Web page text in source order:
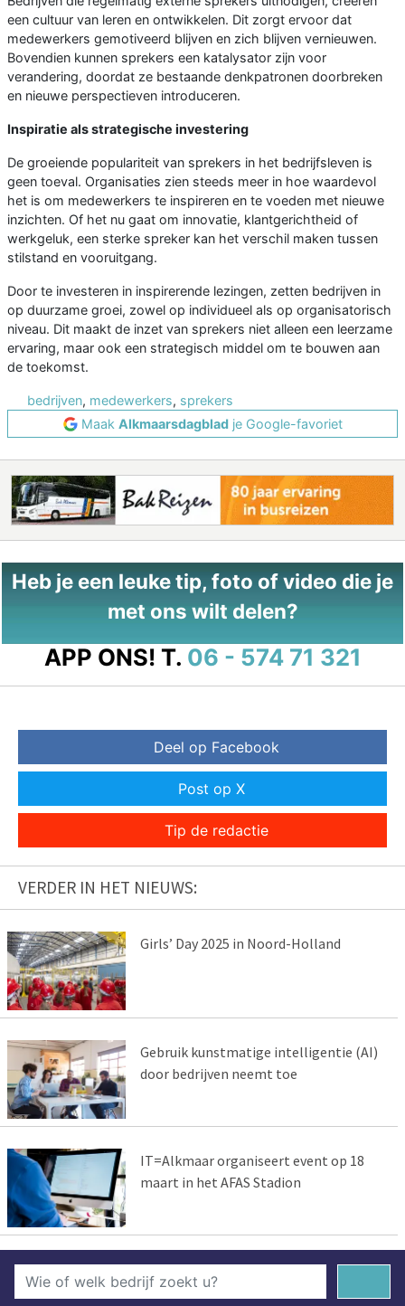
een cultuur van leren en ontwikkelen. Dit zorgt ervoor dat
medewerkers gemotiveerd blijven en zich blijven vernieuwen.
Bovendien kunnen sprekers een katalysator zijn voor
verandering, doordat ze bestaande denkpatronen doorbreken
en nieuwe perspectieven introduceren.
Inspiratie als strategische investering
De groeiende populariteit van sprekers in het bedrijfsleven is
geen toeval. Organisaties zien steeds meer in hoe waardevol
het is om medewerkers te inspireren en te voeden met nieuwe
inzichten. Of het nu gaat om innovatie, klantgerichtheid of
werkgeluk, een sterke spreker kan het verschil maken tussen
stilstand en vooruitgang.
Door te investeren in inspirerende lezingen, zetten bedrijven in
op duurzame groei, zowel op individueel als op organisatorisch
niveau. Dit maakt de inzet van sprekers niet alleen een leerzame
ervaring, maar ook een strategisch middel om te bouwen aan
de toekomst.
bedrijven, medewerkers, sprekers
Maak Alkmaarsdagbladje Google-favoriet
Heb je een leuke tip, foto of video die je
met ons wilt delen?
APP ONS! T. 06 - 574 71 321
Deel op Facebook
Post op X
Tip de redactie
VERDER IN HET NIEUWS:
Girls’ Day 2025 in Noord-Holland
Gebruik kunstmatige intelligentie (AI)
door bedrijven neemt toe
IT=Alkmaar organiseert event op 18
maart in het AFAS Stadion